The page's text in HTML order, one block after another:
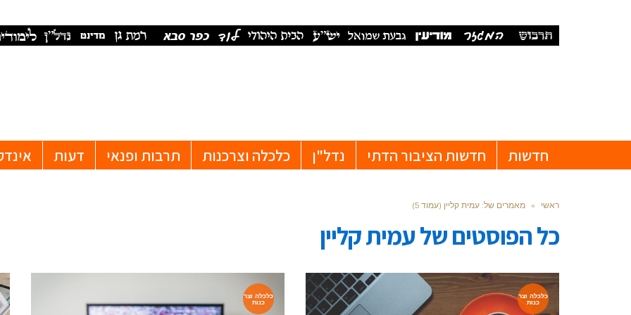
חדשות חדשות הציבור הדתי נדל"ן כלכלה וצרכנות תרבות ופנאי דעות
ראשי » מאמרים של: עמית קליין (עמוד 5)
כל הפוסטים שלעמית קליין
כלכלה וצר
כנות
כלכלה וצר
כנות